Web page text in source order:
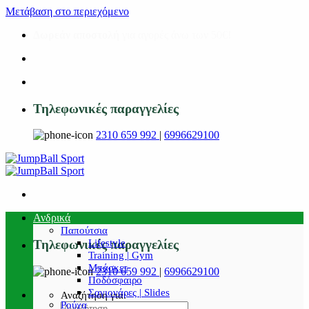
Μετάβαση στο περιεχόμενο
Τηλεφωνικές παραγγελίες
2310 659 992 | 6996629100
Τηλεφωνικές παραγγελίες
2310 659 992 | 6996629100
Αναζήτηση για:
Ανδρικά
Παπούτσια
Lifestyle
Training | Gym
Μπάσκετ
Ποδόσφαιρο
Σαγιονάρες | Slides
Ρούχα